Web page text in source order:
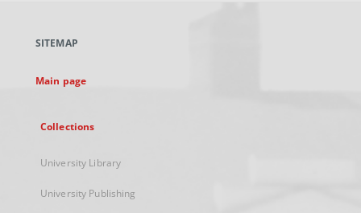
new
SITEMAP
Main page
Collections
University Library
University Publishing